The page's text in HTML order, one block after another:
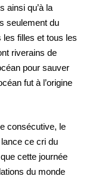
ainsi qu’à la
seulement du
les filles et tous les
riverains de
pour sauver
fut à l’origine
consécutive, le
ce cri du
cette journée
du monde